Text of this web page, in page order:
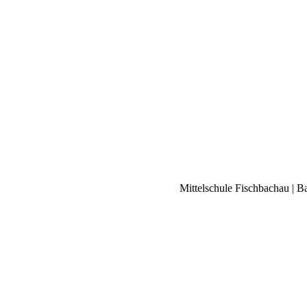
Mittelschule Fischbachau |